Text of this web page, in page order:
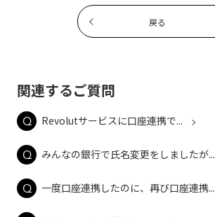
戻る
関連するご質問
Revolutサービスに口座連携で...
みんなの銀行で氏名変更をしましたが...
一度口座連携したのに、再び口座連携...